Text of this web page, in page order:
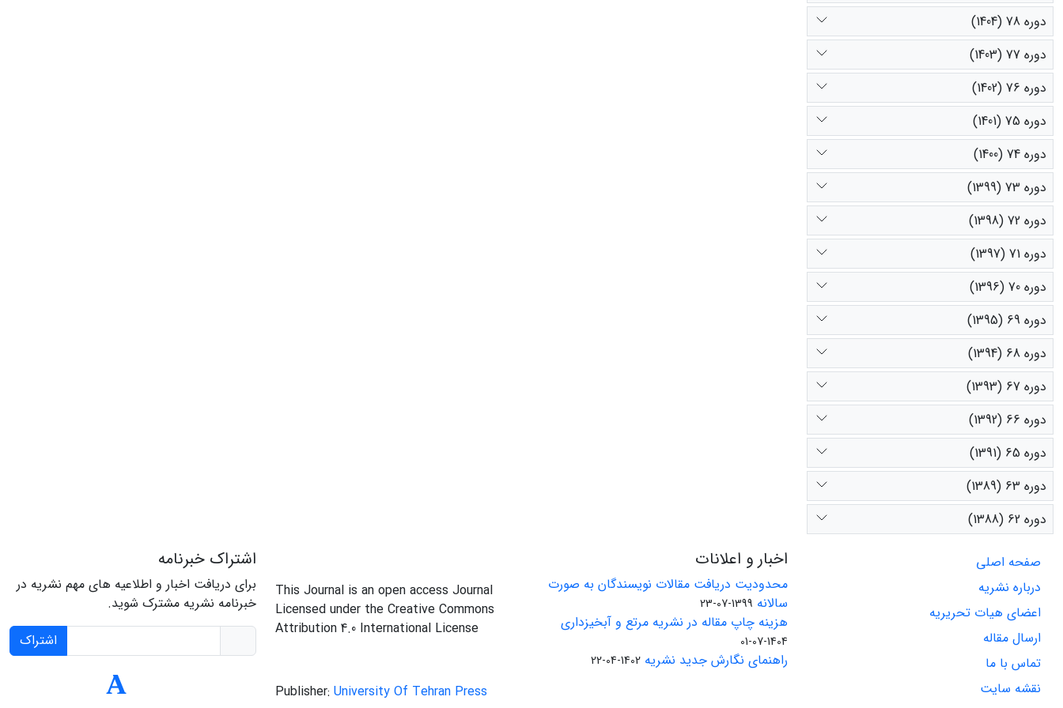
دوره 78 (1404)
دوره 77 (1403)
دوره 76 (1402)
دوره 75 (1401)
دوره 74 (1400)
دوره 73 (1399)
دوره 72 (1398)
دوره 71 (1397)
دوره 70 (1396)
دوره 69 (1395)
دوره 68 (1394)
دوره 67 (1393)
دوره 66 (1392)
دوره 65 (1391)
دوره 63 (1389)
دوره 62 (1388)
صفحه اصلی
درباره نشریه
اعضای هیات تحریریه
ارسال مقاله
تماس با ما
نقشه سایت
اخبار و اعلانات
محدودیت دریافت مقالات نویسندگان به صورت
سالانه 1399-07-23
هزینه چاپ مقاله در نشریه مرتع و آبخیزداری
1404-07-01
راهنمای نگارش جدید نشریه 1402-04-22
This Journal is an open access Journal
Licensed under the Creative Commons
Attribution 4.0 International License
Publisher: University Of Tehran Press
اشتراک خبرنامه
برای دریافت اخبار و اطلاعیه های مهم نشریه در
خبرنامه نشریه مشترک شوید.
اشتراک